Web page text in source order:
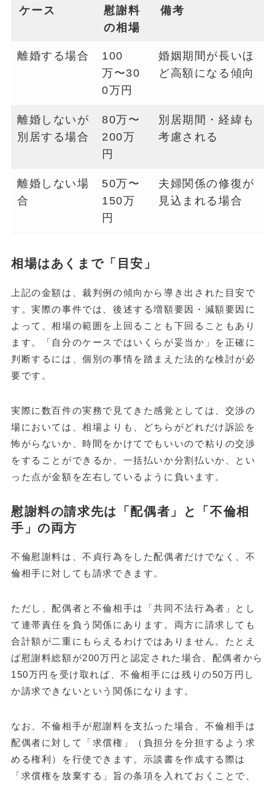
ケース
慰謝料
の相場
備考
離婚する場合
100
万〜30
0万円
婚姻期間が長いほ
ど高額になる傾向
離婚しないが
別居する場合
80万〜
200万
円
別居期間・経緯も
考慮される
離婚しない場
合
50万〜
150万
円
夫婦関係の修復が
見込まれる場合
相場はあくまで「目安」
上記の金額は、裁判例の傾向から導き出された目安で
す。実際の事件では、後述する増額要因・減額要因に
よって、相場の範囲を上回ることも下回ることもあり
ます。「自分のケースではいくらが妥当か」を正確に
判断するには、個別の事情を踏まえた法的な検討が必
要です。
実際に数百件の実務で見てきた感覚としては、交渉の
場においては、相場よりも、どちらがどれだけ訴訟を
怖がらないか、時間をかけてでもいいので粘りの交渉
をすることができるか、一括払いか分割払いか、とい
った点が金額を左右しているように負います。
慰謝料の請求先は「配偶者」と「不倫相
手」の両方
不倫慰謝料は、不貞行為をした配偶者だけでなく、不
倫相手に対しても請求できます。
ただし、配偶者と不倫相手は「共同不法行為者」とし
て連帯責任を負う関係にあります。両方に請求しても
合計額が二重にもらえるわけではありません。たとえ
ば慰謝料総額が200万円と認定された場合、配偶者から
150万円を受け取れば、不倫相手には残りの50万円し
か請求できないという関係になります。
なお、不倫相手が慰謝料を支払った場合、不倫相手は
配偶者に対して「求償権」（負担分を分担するよう求
める権利）を行使できます。示談書を作成する際は
「求償権を放棄する」旨の条項を入れておくことで、